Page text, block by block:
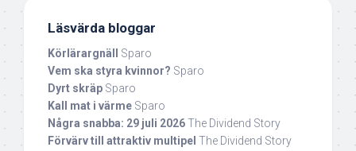
Läsvärda bloggar
Körlärargnäll
Sparo
Vem ska styra kvinnor? Sparo
Dyrt skräp Sparo
Kall mat i värme Sparo
Några snabba: 29 juli 2026The Dividend Story
Förvärv till attraktiv multipel The Dividend Story